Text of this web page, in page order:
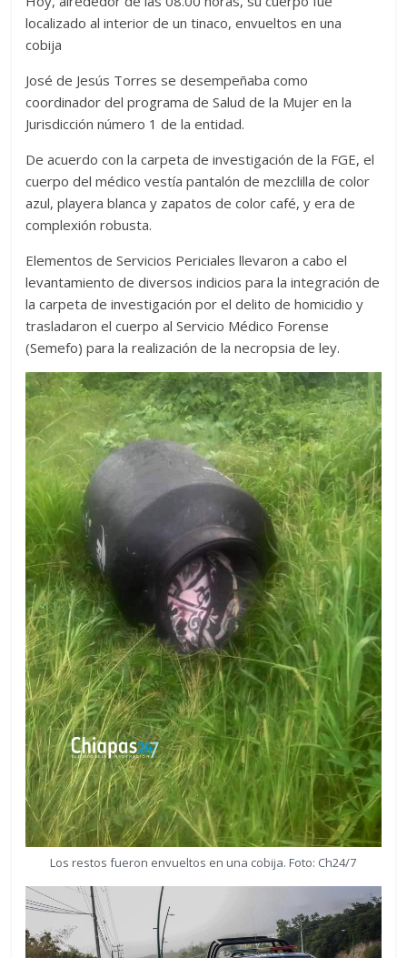
localizado al interior de un tinaco, envueltos en una
cobija
José de Jesús Torres se desempeñaba como
coordinador del programa de Salud de la Mujer en la
Jurisdicción número 1 de la entidad.
De acuerdo con la carpeta de investigación de la FGE, el
cuerpo del médico vestía pantalón de mezclilla de color
azul, playera blanca y zapatos de color café, y era de
complexión robusta.
Elementos de Servicios Periciales llevaron a cabo el
levantamiento de diversos indicios para la integración de
la carpeta de investigación por el delito de homicidio y
trasladaron el cuerpo al Servicio Médico Forense
(Semefo) para la realización de la necropsia de ley.
Los restos fueron envueltos en una cobija. Foto: Ch24/7